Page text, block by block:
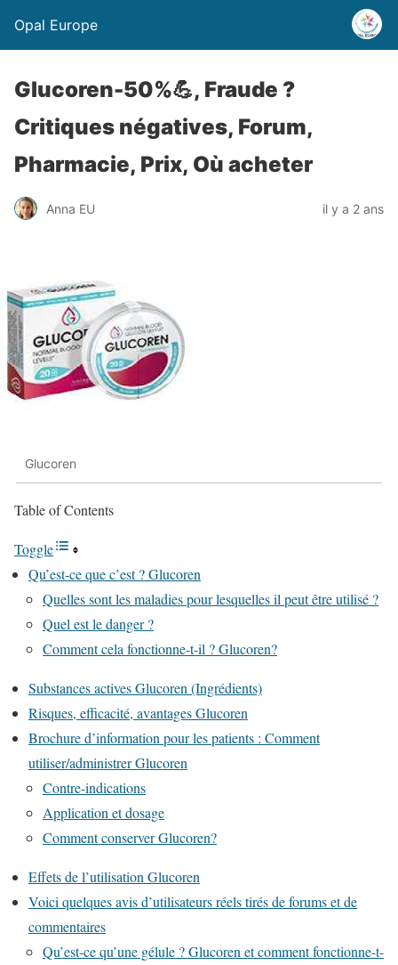
Opal Europe
Glucoren-50%💪, Fraude ?
Critiques négatives, Forum,
Pharmacie, Prix, Où acheter
Anna EU il y a 2 ans
Glucoren
Table of Contents
Toggle
Qu’est-ce que c’est ? Glucoren
Quelles sont les maladies pour lesquelles il peut être utilisé ?
Quel est le danger ?
Comment cela fonctionne-t-il ? Glucoren?
Substances actives Glucoren (Ingrédients)
Risques, efficacité, avantages Glucoren
Brochure d’information pour les patients : Comment
utiliser/administrer Glucoren
Contre-indications
Application et dosage
Comment conserver Glucoren?
Effets de l’utilisation Glucoren
Voici quelques avis d’utilisateurs réels tirés de forums et de
commentaires
Qu’est-ce qu’une gélule ? Glucoren et comment fonctionne-t-